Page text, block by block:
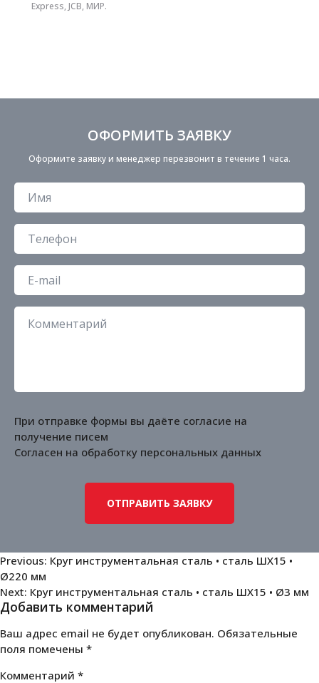
Express, JCB, МИР.
ОФОРМИТЬ ЗАЯВКУ
Оформите заявку и менеджер перезвонит в течение 1 часа.
При отправке формы вы даёте согласие на
получение писем
Согласен на обработку персональных данных
Навигация
по
записям
Previous: Круг инструментальная сталь • сталь ШХ15 •
Ø220 мм
Next: Круг инструментальная сталь • сталь ШХ15 • Ø3 мм
Добавить комментарий
Ваш адрес email не будет опубликован. Обязательные
поля помечены *
Комментарий *